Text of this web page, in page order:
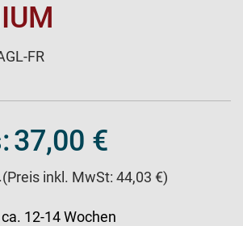
FR
37,00 €
(Preis inkl. MwSt: 44,03 €)
ca. 12-14 Wochen